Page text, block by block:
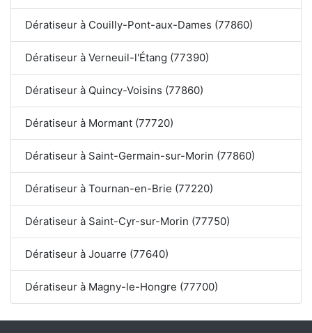
Dératiseur à Couilly-Pont-aux-Dames (77860)
Dératiseur à Verneuil-l'Étang (77390)
Dératiseur à Quincy-Voisins (77860)
Dératiseur à Mormant (77720)
Dératiseur à Saint-Germain-sur-Morin (77860)
Dératiseur à Tournan-en-Brie (77220)
Dératiseur à Saint-Cyr-sur-Morin (77750)
Dératiseur à Jouarre (77640)
Dératiseur à Magny-le-Hongre (77700)